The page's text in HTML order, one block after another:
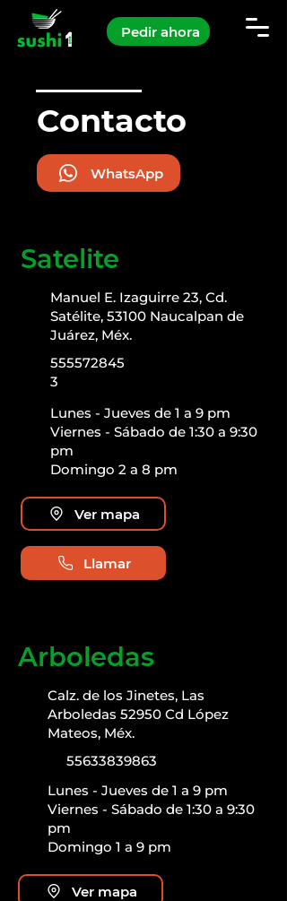
Pedir ahora
Contacto
WhatsApp
Satelite
Manuel E. Izaguirre 23, Cd.
Satélite, 53100 Naucalpan de
Juárez, Méx.
555572845
3
Lunes - Jueves de 1 a 9 pm
Viernes - Sábado de 1:30 a 9:30
pm
Domingo 2 a 8 pm
Ver mapa
Llamar
Arboledas
Calz. de los Jinetes, Las
Arboledas 52950 Cd López
Mateos, Méx.
55633839863
Lunes - Jueves de 1 a 9 pm
Viernes - Sábado de 1:30 a 9:30
pm
Domingo 1 a 9 pm
Ver mapa